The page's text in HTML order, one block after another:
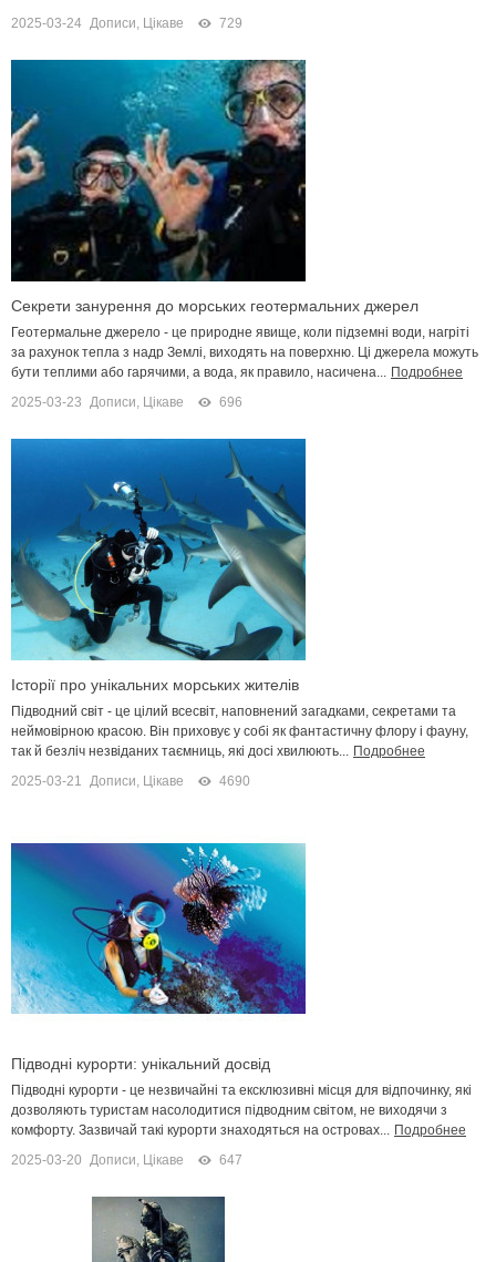
2025-03-24 Дописи, Цікаве 729
Секрети занурення до морських геотермальних джерел
Геотермальне джерело - це природне явище, коли підземні води, нагріті
за рахунок тепла з надр Землі, виходять на поверхню. Ці джерела можуть
бути теплими або гарячими, а вода, як правило, насичена... Подробнее
2025-03-23 Дописи, Цікаве 696
Історії про унікальних морських жителів
Підводний світ - це цілий всесвіт, наповнений загадками, секретами та
неймовірною красою. Він приховує у собі як фантастичну флору і фауну,
так й безліч незвіданих таємниць, які досі хвилюють... Подробнее
2025-03-21 Дописи, Цікаве 4690
Підводні курорти: унікальний досвід
Підводні курорти - це незвичайні та ексклюзивні місця для відпочинку, які
дозволяють туристам насолодитися підводним світом, не виходячи з
комфорту. Зазвичай такі курорти знаходяться на островах... Подробнее
2025-03-20 Дописи, Цікаве 647